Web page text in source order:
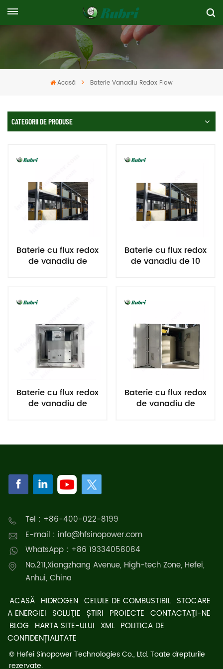
Acasă Baterie Vanadiu Redox Flow
CATEGORII DE PRODUSE
Baterie cu flux redox
de vanadiu de
Baterie cu flux redox
de vanadiu de 10
Baterie cu flux redox
de vanadiu de
Baterie cu flux redox
de vanadiu de
Tel : +86-400-022-8199
E-mail : info@hfsinopower.com
WhatsApp : +86 19334058084
No.211,Xiangzhang Avenue, High-tech Zone, Hefei,
Anhui, China
ACASĂ HIDROGEN CELULE DE COMBUSTIBIL STOCARE
A ENERGIEI SOLUŢIE ȘTIRI PROIECTE CONTACTAŢI-NE
BLOG HARTA SITE-ULUI XML POLITICA DE
CONFIDENȚIALITATE
© Hefei Sinopower Technologies Co., Ltd. Toate drepturile
rezervate.